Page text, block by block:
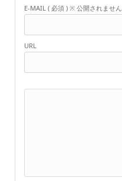
E-MAIL ( 必須 ) ※ 公開されません
URL